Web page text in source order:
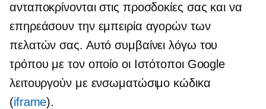
ανταποκρίνονται στις προσδοκίες σας και να
επηρεάσουν την εμπειρία αγορών των
πελατών σας. Αυτό συμβαίνει λόγω του
τρόπου με τον οποίο οι Ιστότοποι Google
λειτουργούν με ενσωματώσιμο κώδικα
(iframe).